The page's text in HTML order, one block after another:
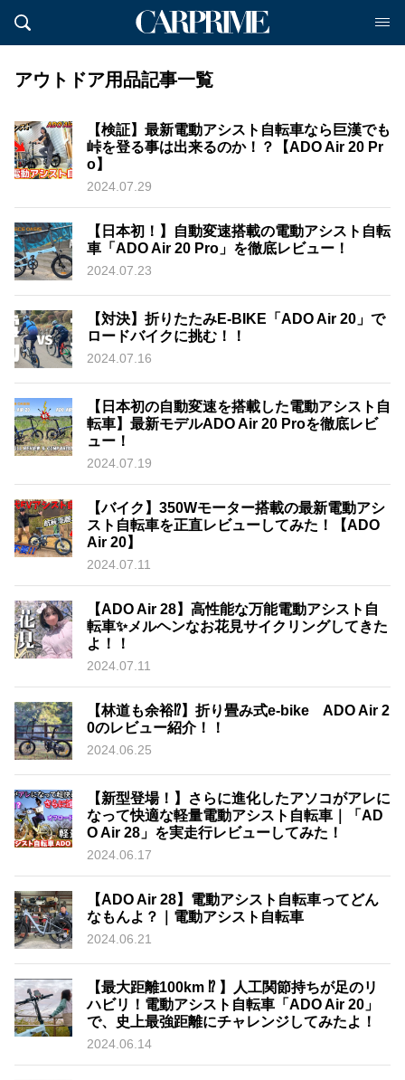
アウトドア用品記事一覧
【検証】最新電動アシスト自転車なら巨漢でも
峠を登る事は出来るのか！？【ADO Air 20 Pr
o】
2024.07.29
【日本初！】自動変速搭載の電動アシスト自転
車「ADO Air 20 Pro」を徹底レビュー！
2024.07.23
【対決】折りたたみE-BIKE「ADO Air 20」で
ロードバイクに挑む！！
2024.07.16
【日本初の自動変速を搭載した電動アシスト自
転車】最新モデルADO Air 20 Proを徹底レビ
ュー！
2024.07.19
【バイク】350Wモーター搭載の最新電動アシ
スト自転車を正直レビューしてみた！【ADO
Air 20】
2024.07.11
【ADO Air 28】高性能な万能電動アシスト自
転車✨メルヘンなお花見サイクリングしてきた
よ！！
2024.07.11
【林道も余裕⁉︎】折り畳み式e-bike ADO Air 2
0のレビュー紹介！！
2024.06.25
【新型登場！】さらに進化したアソコがアレに
なって快適な軽量電動アシスト自転車｜「AD
O Air 28」を実走行レビューしてみた！
2024.06.17
【ADO Air 28】電動アシスト自転車ってどん
なもんよ？｜電動アシスト自転車
2024.06.21
【最大距離100km ⁉︎ 】人工関節持ちが足のリ
ハビリ！電動アシスト自転車「ADO Air 20」
で、史上最強距離にチャレンジしてみたよ！
2024.06.14